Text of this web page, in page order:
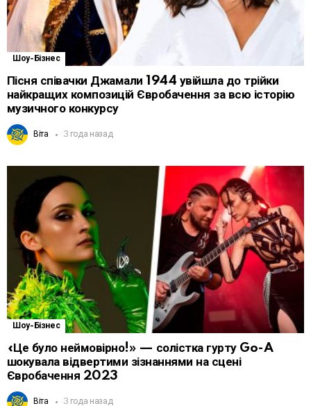
Шоу-Бізнес
Пісня співачки Джамали 1944 увійшла до трійки
найкращих композицій Євробачення за всю історію
музичного конкурсу
Віта 3 года назад
Шоу-Бізнес
«Це було неймовірно!» — солістка гурту Go-A
шокувала відвертими зізнаннями на сцені
Євробачення 2023
Віта 3 года назад